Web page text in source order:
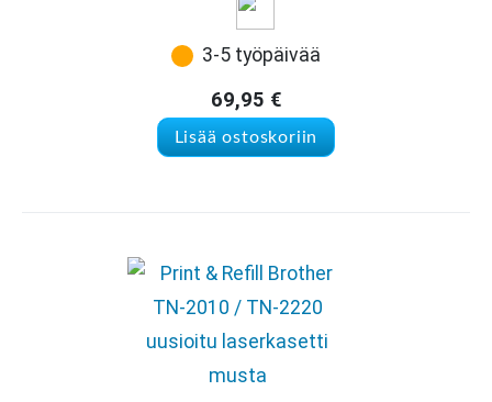
3-5 työpäivää
69,95 €
Lisää ostoskoriin